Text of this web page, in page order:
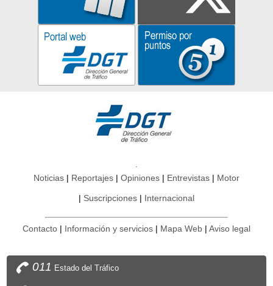
Noticias Reportajes Opiniones Entrevistas Motor
Suscripciones Internacional
Contacto Información y servicios Mapa Web Aviso legal
011 Estado del Tráfico